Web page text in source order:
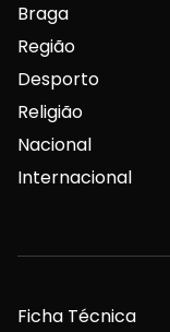
Braga
Região
Desporto
Religião
Nacional
Internacional
Ficha Técnica